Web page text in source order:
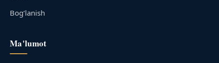
Bog‘lanish
Ma'lumot